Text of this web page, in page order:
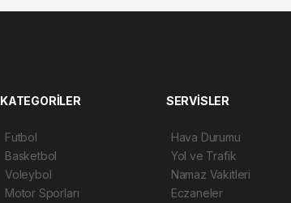
KATEGORİLER
Futbol
Basketbol
Voleybol
Motor Sporları
SERVİSLER
Hava Durumu
Yol ve Trafik
Namaz Vakitleri
Eczaneler